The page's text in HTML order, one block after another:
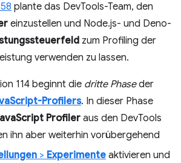
plante das DevTools-Team, den
einzustellen und Node.js- und Deno-
zum Profiling der
verwenden zu lassen.
114 beginnt die dritte Phaseder
Profilers. In dieser Phase
Profiler aus den DevTools
ihn aber weiterhin vorübergehend
> Experimente aktivieren und